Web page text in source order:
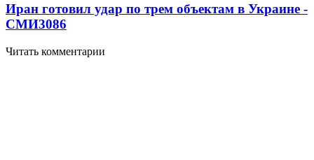
Иран готовил удар по трем объектам в Украине -
СМИ3086
Читать комментарии